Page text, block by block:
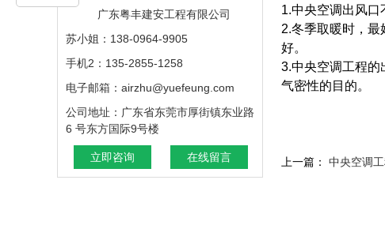
广东粤丰建安工程有限公司
苏小姐：138-0964-9905
手机2：135-2855-1258
电子邮箱：airzhu@yuefeung.com
公司地址：广东省东莞市厚街镇东业路
6 号东方国际9号楼
立即咨询 在线留言
1.中央空调出风口
2.冬季取暖时，
好。
3.中央空调工程的
气密性的目的。
上一篇： 中央空调